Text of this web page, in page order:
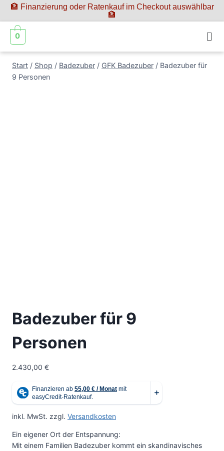
🏦 Finanzierung oder Ratenkauf im Checkout auswählbar
🏦
0
Start / Shop / Badezuber / GFK Badezuber / Badezuber für
9 Personen
Badezuber für 9
Personen
2.430,00 €
inkl. MwSt. zzgl. Versandkosten
Ein eigener Ort der Entspannung:
Mit einem Familien Badezuber kommt ein skandinavisches